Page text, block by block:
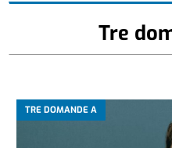
Tre
TRE DOMANDE A